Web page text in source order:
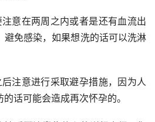
意在两周之内或者是还有血流出
避免感染，如果想洗的话可以洗淋
注意进行采取避孕措施，因为人
话可能会造成再次怀孕的。